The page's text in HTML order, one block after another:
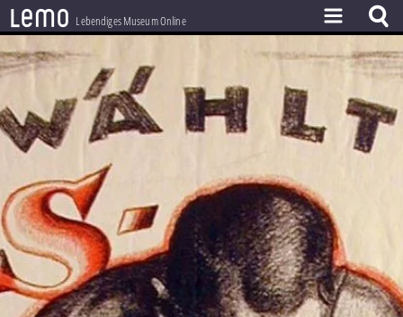
lemo Lebendiges Museum Online
ZEITSTRAHL
ZEITZEUGEN
LERNEN
PROJEKT